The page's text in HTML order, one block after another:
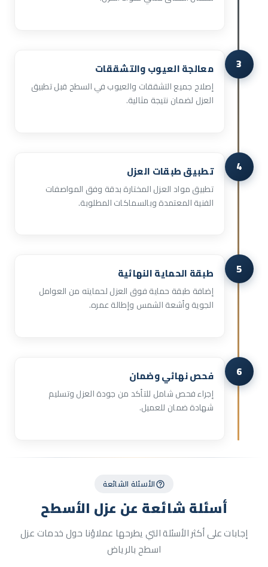
3 معالجة العيوب والتشققات
إصلاح جميع التشققات والعيوب في السطح قبل تطبيق
العزل لضمان نتيجة مثالية.
4 تطبيق طبقات العزل
تطبيق مواد العزل المختارة بدقة وفق المواصفات
الفنية المعتمدة وبالسماكات المطلوبة.
5 طبقة الحماية النهائية
إضافة طبقة حماية فوق العزل لحمايته من العوامل
الجوية وأشعة الشمس وإطالة عمره.
6 فحص نهائي وضمان
إجراء فحص شامل للتأكد من جودة العزل وتسليم
شهادة ضمان للعميل.
الأسئلة الشائعة
أسئلة شائعة عن عزل الأسطح
إجابات على أكثر الأسئلة التي يطرحها عملاؤنا حول خدمات عزل
اسطح بالرياض